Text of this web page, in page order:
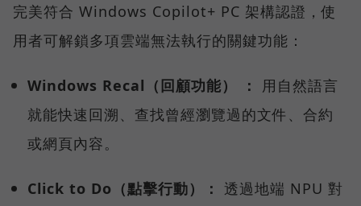
完美符合 Windows Copilot+ PC 架構認證，使
用者可解鎖多項雲端無法執行的關鍵功能：
Windows Recal（回顧功能） ：
用自然語言
就能快速回溯、查找曾經瀏覽過的文件、合約
或網頁內容。
Click to Do（點擊行動）： 透過地端 NPU 對